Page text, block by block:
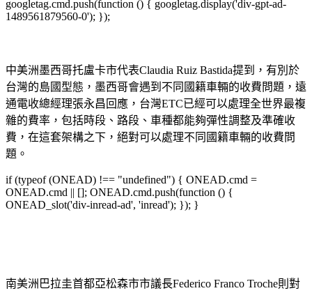
googletag.cmd.push(function () { googletag.display('div-gpt-ad-
1489561879560-0'); });
中美洲墨西哥托盧卡市代表Claudia Ruiz Bastida提到，有別於
台灣的島國型態，墨西哥會遇到不同國籍車輛的收費問題，遠
通電收總經理張永昌回應，台灣ETC已經可以處理全世界最複
雜的費率，包括時段、路段、車種都能夠彈性調整及準確收
費，在這套架構之下，絕對可以處理不同國籍車輛的收費問
題。
if (typeof (ONEAD) !== "undefined") { ONEAD.cmd =
ONEAD.cmd || []; ONEAD.cmd.push(function () {
ONEAD_slot('div-inread-ad', 'inread'); }); }
南美洲巴拉圭首都亞松森市市議長Federico Franco Troche則對